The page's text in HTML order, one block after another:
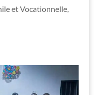
et Vocationnelle,